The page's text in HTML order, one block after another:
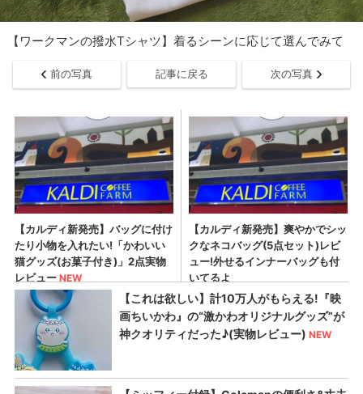
【ワークマンの撥水Tシャツ】着るシーンに応じて選んでみて
前の写真 記事に戻る 次の写真